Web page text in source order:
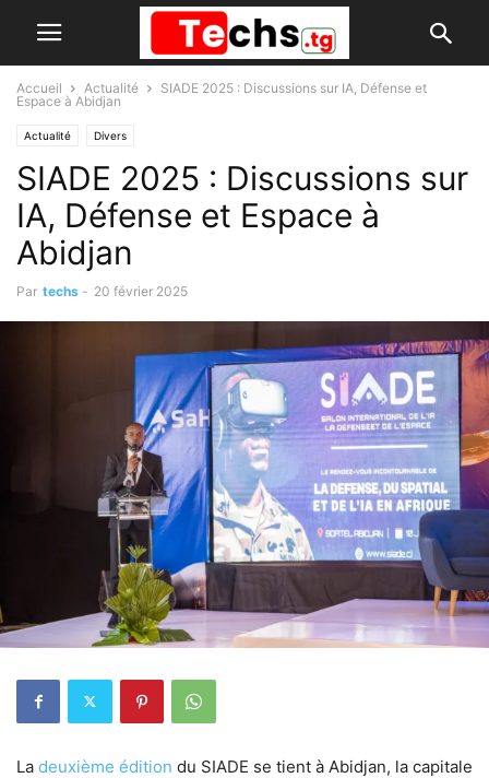
Accueil Actualité
SIADE 2025 : Discussions sur IA, Défense et
Espace à Abidjan
Actualité Divers
SIADE 2025 : Discussions sur
IA, Défense et Espace à
Abidjan
Par techs - 20 février 2025
La deuxième édition du SIADE se tient à Abidjan, la capitale